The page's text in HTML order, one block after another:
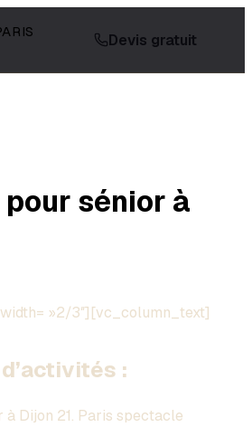
Devis gratuit
sénior à
»2/3″][vc_column_text]
:
à Dijon 21. Paris spectacle